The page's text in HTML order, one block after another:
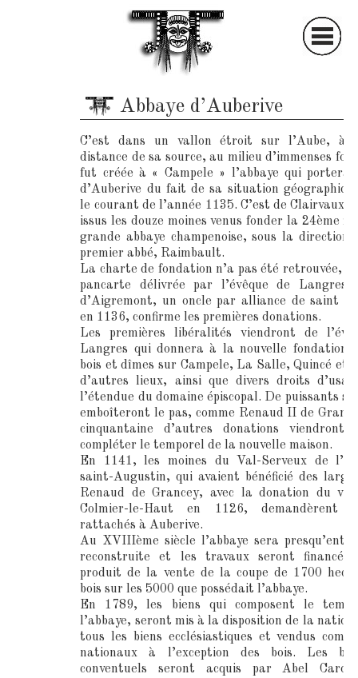
ociétéArchéologique et
istorique duChâtillonnais
Abbaye d’Auberive
C’est dans un vallon étroit sur l’Aube, à
distance de sa source, au milieu d’immenses
fut créée à « Campele » l’abbaye qui portera
d’Auberive du fait de sa situation
le courant de l’année 1135. C’est de Clairvaux
issus les douze moines venus fonder la 24ème
grande abbaye champenoise, sous la direction
premier abbé, Raimbault.
La charte de fondation n’a pas été retrouvée,
pancarte délivrée par l’évêque de Langres,
d’Aigremont, un oncle par alliance de saint
en 1136, confirme les premières donations.
Les premières libéralités viendront de
Langres qui donnera à la nouvelle fondation,
bois et dîmes sur Campele, La Salle, Quincé et
d’autres lieux, ainsi que divers droits
l’étendue du domaine épiscopal. De puissants
emboîteront le pas, comme Renaud II de
cinquantaine d’autres donations viendront
compléter le temporel de la nouvelle maison.
En 1141, les moines du Val-Serveux de
saint-Augustin, qui avaient bénéficié des
Renaud de Grancey, avec la donation du
Colmier-le-Haut en 1126, demandèrent
rattachés à Auberive.
Au XVIIIème siècle l’abbaye sera
reconstruite et les travaux seront financés
produit de la vente de la coupe de 1700
bois sur les 5000 que possédait l’abbaye.
En 1789, les biens qui composent le
l’abbaye, seront mis à la disposition de la nation
tous les biens ecclésiastiques et vendus
nationaux à l’exception des bois. Les
conventuels seront acquis par Abel